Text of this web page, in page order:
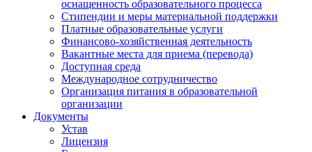
оснащенность образовательного процесса
Стипендии и меры материальной поддержки
Платные образовательные услуги
Финансово-хозяйственная деятельность
Вакантные места для приема (перевода)
Доступная среда
Международное сотрудничество
Организация питания в образовательной
организации
Документы
Устав
Лицензия